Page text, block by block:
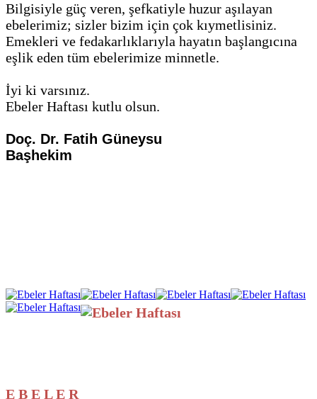
Bilgisiyle güç veren, şefkatiyle huzur aşılayan
ebelerimiz; sizler bizim için çok kıymetlisiniz.
Emekleri ve fedakarlıklarıyla hayatın başlangıcına
eşlik eden tüm ebelerimize minnetle.
İyi ki varsınız.
Ebeler Haftası kutlu olsun.
Doç. Dr. Fatih Güneysu
Başhekim
E B E L E R